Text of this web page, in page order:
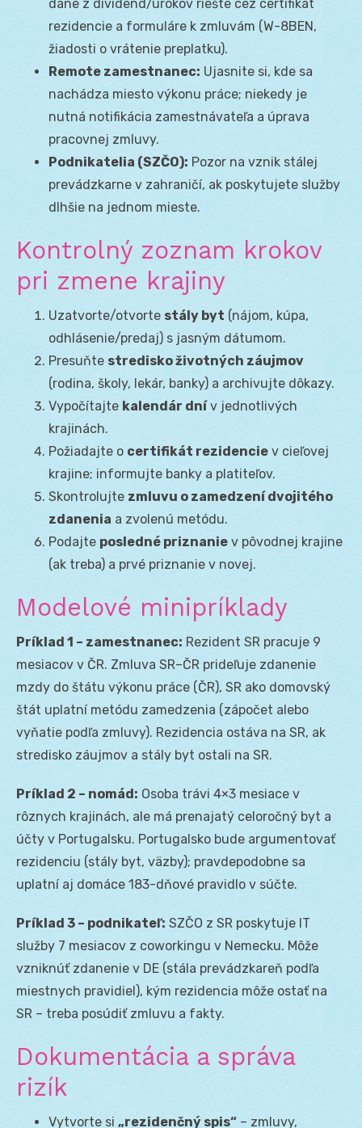
dane z dividend/úrokov riešte cez certifikát
rezidencie a formuláre k zmluvám (W-8BEN,
žiadosti o vrátenie preplatku).
Remote zamestnanec: Ujasnite si, kde sa
nachádza miesto výkonu práce; niekedy je
nutná notifikácia zamestnávateľa a úprava
pracovnej zmluvy.
Podnikatelia (SZČO): Pozor na vznik stálej
prevádzkarne v zahraničí, ak poskytujete služby
dlhšie na jednom mieste.
Kontrolný zoznam krokov
pri zmene krajiny
Uzatvorte/otvorte stály byt (nájom, kúpa,
odhlásenie/predaj) s jasným dátumom.
Presuňte stredisko životných záujmov
(rodina, školy, lekár, banky) a archivujte dôkazy.
Vypočítajte kalendár dnív jednotlivých
krajinách.
Požiadajte o certifikát rezidencie v cieľovej
krajine; informujte banky a platiteľov.
Skontrolujte zmluvu o zamedzení dvojitého
zdanenia a zvolenú metódu.
Podajte posledné priznanie v pôvodnej krajine
(ak treba) a prvé priznanie v novej.
Modelové minipríklady
Príklad 1 – zamestnanec: Rezident SR pracuje 9
mesiacov v ČR. Zmluva SR–ČR prideľuje zdanenie
mzdy do štátu výkonu práce (ČR), SR ako domovský
štát uplatní metódu zamedzenia (zápočet alebo
vyňatie podľa zmluvy). Rezidencia ostáva na SR, ak
stredisko záujmov a stály byt ostali na SR.
Príklad 2 – nomád: Osoba trávi 4×3 mesiace v
rôznych krajinách, ale má prenajatý celoročný byt a
účty v Portugalsku. Portugalsko bude argumentovať
rezidenciu (stály byt, väzby); pravdepodobne sa
uplatní aj domáce 183-dňové pravidlo v súčte.
Príklad 3 – podnikateľ: SZČO z SR poskytuje IT
služby 7 mesiacov z coworkingu v Nemecku. Môže
vzniknúť zdanenie v DE (stála prevádzkareň podľa
miestnych pravidiel), kým rezidencia môže ostať na
SR – treba posúdiť zmluvu a fakty.
Dokumentácia a správa
rizík
Vytvorte si „rezidenčný spis“ – zmluvy,